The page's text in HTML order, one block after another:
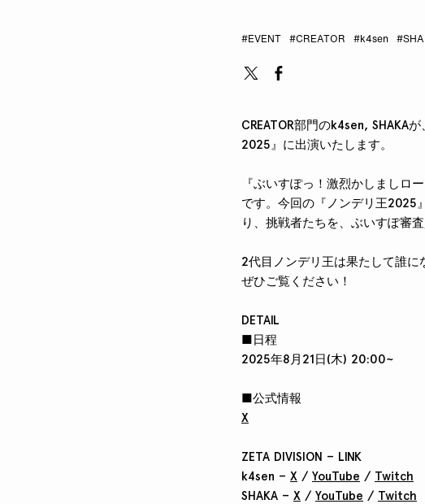
#EVENT #CREATOR #k4sen
CREATOR部門のk4sen, SHAKA
2025』に出演いたします。
『ぶいすぽっ！激烈かしましロ
です。今回の『ノンデリ王2025
り、挑戦者たちを、ぶいすぽ審
2代目ノンデリ王は果たして誰に
ぜひご覧ください！
DETAIL
■日程
2025年8月21日(木) 20:00~
■公式情報
X
ZETA DIVISION – LINK
k4sen – X / YouTube / Twitch
SHAKA – X / YouTube / Twitch